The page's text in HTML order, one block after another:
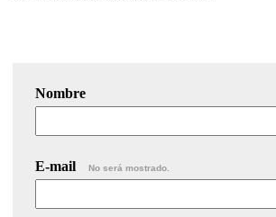
Nombre
E-mail No será mostrado.